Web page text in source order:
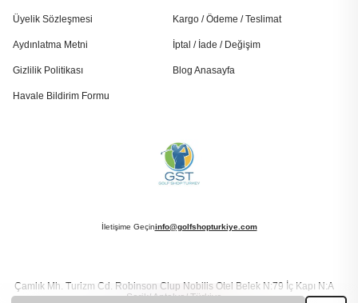
İletişime Geçininfo@golfshopturkiye.com
Üyelik Sözleşmesi
Aydınlatma Metni
Gizlilik Politikası
Havale Bildirim Formu
Kargo / Ödeme / Teslimat
İptal / İade / Değişim
Blog Anasayfa
Çamlık Mh. Turizm Cd. Robinson Clup Nobilis Otel Belek N:79 İç Kapı N:A
Serik/ Antalya/ Türkiye